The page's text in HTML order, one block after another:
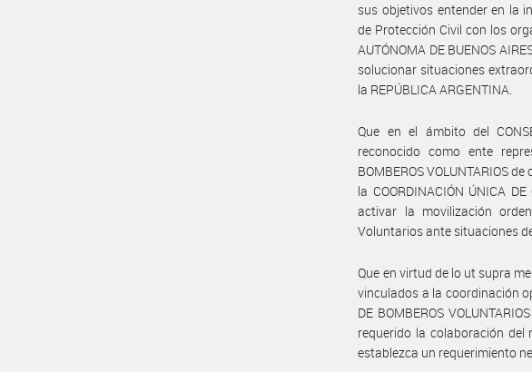
sus objetivos entender en la
de Protección Civil con los
AUTÓNOMA DE BUENOS
solucionar situaciones
la REPÚBLICA ARGENTINA.
Que en el ámbito del
reconocido como ente
BOMBEROS VOLUNTARIOS
la COORDINACIÓN ÚNICA
activar la movilización
Voluntarios ante situaciones
Que en virtud de lo ut supra
vinculados a la coordinación
DE BOMBEROS
requerido la colaboración
establezca un requerimiento